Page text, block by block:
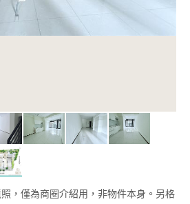
，僅為商圈介紹用，非物件本身。另格